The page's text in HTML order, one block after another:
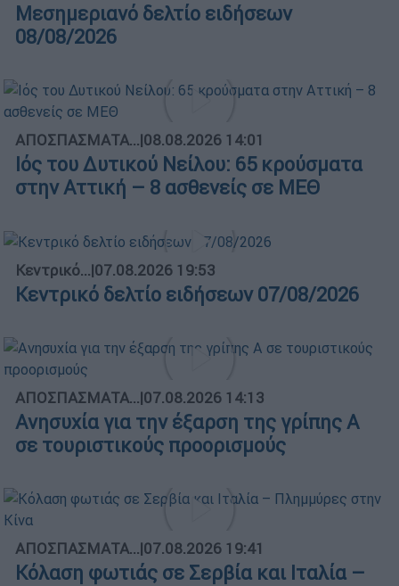
Μεσημεριανό δελτίο ειδήσεων
08/08/2026
ΑΠΟΣΠΑΣΜΑΤΑ...|08.08.2026 14:01
Ιός του Δυτικού Νείλου: 65 κρούσματα
στην Αττική – 8 ασθενείς σε ΜΕΘ
Κεντρικό...|07.08.2026 19:53
Κεντρικό δελτίο ειδήσεων 07/08/2026
ΑΠΟΣΠΑΣΜΑΤΑ...|07.08.2026 14:13
Ανησυχία για την έξαρση της γρίπης Α
σε τουριστικούς προορισμούς
ΑΠΟΣΠΑΣΜΑΤΑ...|07.08.2026 19:41
Κόλαση φωτιάς σε Σερβία και Ιταλία –